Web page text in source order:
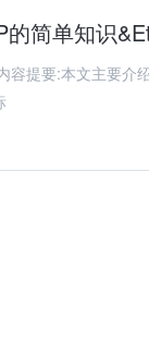
简单知识
容提要:本文主要